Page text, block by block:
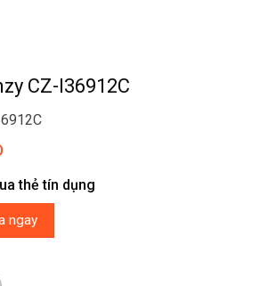
CZ-I36912C
thẻ tín dụng
số lượng
ngay